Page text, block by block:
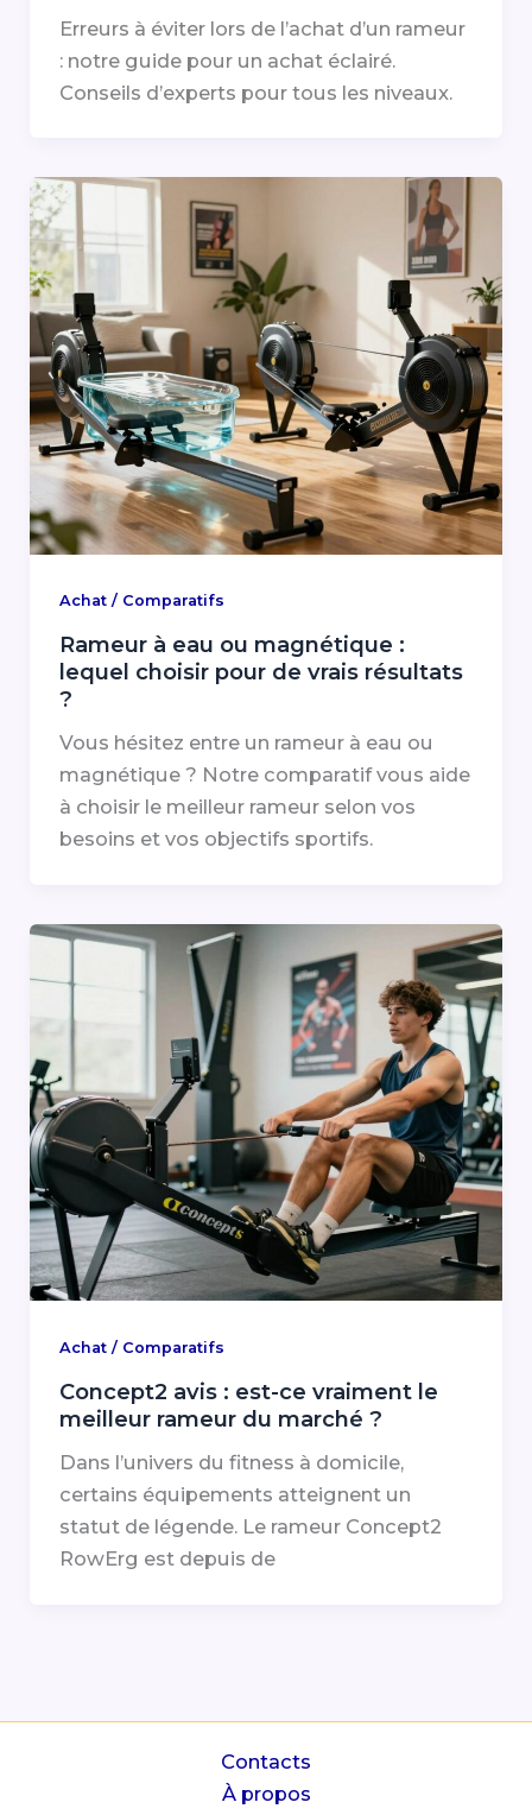
Erreurs à éviter lors de l’achat d’un rameur
: notre guide pour un achat éclairé.
Conseils d’experts pour tous les niveaux.
Achat / Comparatifs
Rameur à eau ou magnétique :
lequel choisir pour de vrais résultats
?
Vous hésitez entre un rameur à eau ou
magnétique ? Notre comparatif vous aide
à choisir le meilleur rameur selon vos
besoins et vos objectifs sportifs.
Achat / Comparatifs
Concept2 avis : est-ce vraiment le
meilleur rameur du marché ?
Dans l’univers du fitness à domicile,
certains équipements atteignent un
statut de légende. Le rameur Concept2
RowErg est depuis de
Contacts
À propos